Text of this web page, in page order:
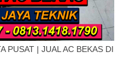
PUSAT | JUAL AC BEKAS DI